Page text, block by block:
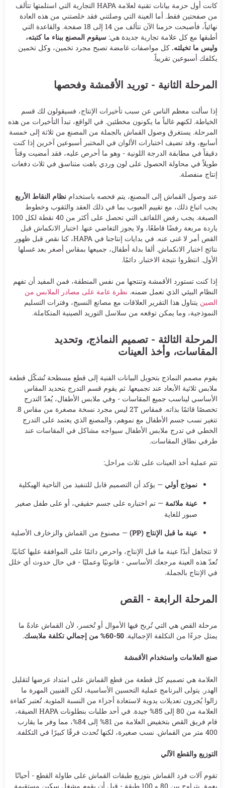
كانت أول حزمة بيانات تقنية لعلامة HAPA التجارية التي استلمتها تتألف
من صفحتين فقط. أما العينة التي وصلتني فقد خلصتني من هذه العادة
نهائياً، فأصبحت حزمنا الآن تتألف من 14 إلى 18 صفحة. والقاعدة التي
أطبقها مع كل علامة تجارية جديدة هي: سيقوم المصنع ببناء ما كتبته،
وليس ما تخيلته. كل مواصفات غامضة تصبح مجرد تخمين، وكل تخمين
يكلفك أسبوعين تقريباً.
المرحلة الثانية - توريد الأقمشة وفحصها
إذا سألت معظم الناس عن سبب تأخيرات الإنتاج، فسيقولون لك قسم
الخياطة. لكنهم غالباً ما يكونون مخطئين. في الواقع، تبدأ التأخيرات من هذه
المرحلة. يستغرق وصول القماش بالجملة من المصنع من ثلاثة إلى خمسة
أسابيع، وقد تضيف اختبارات الألوان في المختبر أسبوعين آخرين إذا كنت
دقيقاً في مطابقة الدرجة اللونية - وهو ما أحرص عليه، فقد أمضيت وقتاً
طويلاً في محاولة الحصول على لون وردي باهت متناسق في ثلاث دفعات
إنتاج منفصلة.
عند وصول القماش إلى المصنع، يتم فحصه باستخدام نظام النقاط الأربع
يجب اتباع ذلك، مع تقييم العيوب بما في ذلك العقد والثقوب وخطوط
الصبغة. يجب رفض اللفائف التي تحصل على أكثر من 40 نقطة لكل 100
ياردة مربعة رفضًا قاطعًا، ولا يجوز التغاضي عنها. اختبار الانكماش قبل
القص أمر لا غنى عنه. في بدايات إنتاجنا في HAPA، كنا نقص قبل ظهور
نتائج اختبار الانكماش. ألفا بدلة أطفال، جميعها بمقاس أصغر بعد غسلها
الأول. انتظروا نتيجة الاختبار. دائمًا.
إذا كنت تستورد الأقمشة وتنتجها من نفس المنطقة، فمن المفيد أن تفهم
النظام البيئي الذي تعمل ضمنه. نظرة عامة على مصادر الملابس من
الصين يتناول هذا التقرير العلاقات مع مصانع النسيج، وفترات التسليم
النموذجية، وما يمكن توقعه من سلاسل التوريد الصينية المتكاملة.
المرحلة الثالثة - تصميم النماذج، وتحديد
المقاسات، وأخذ العينات
يقوم مصمم النماذج بتحويل البيانات الفنية إلى قطع مسطحة تُشكّل قطعة
ملابس ثلاثية الأبعاد عند تجميعها. ثم يقوم قسم التدرج بتحديد المقاس
الأساسي ليناسب جميع المقاسات - وفي ملابس الأطفال، يُعدّ التدرج
تخصصًا قائمًا بذاته. فمقاس 2T ليس مجرد نسخة مصغرة من مقاس 8.
تتغير نسب جسم الأطفال مع نموهم، والمصنع الذي يعتمد على التدرج
الخطي في تدرج ملابس الأطفال سيواجه مشاكل في المقاسات عند
طرفي نطاق المقاسات.
تتم عملية أخذ العينات على ثلاث مراحل:
نموذج أولي — يؤكد أن التصميم قابل للتنفيذ من الناحية الهيكلية
عينة ملائمة — تم اختباره على جسم حقيقي، أو على طفل صغير
صبور للغاية
عينة ما قبل الإنتاج (PP)
— مصنوع من القماش والزخارف الأصلية
لا تتجاهل أبدًا عينة ما قبل الإنتاج، واحرص دائمًا على الموافقة عليها كتابيًا.
تُعدّ هذه العينة مرجعك الأساسي - قانونيًا وعمليًا - في حال حدوث أي خلل
في الإنتاج بالجملة.
المرحلة الرابعة - القص
مرحلة القص هي التي تُربح فيها الأموال أو تُخسر، لأن القماش عادةً ما
يمثل جزءًا من التكلفة الإجمالية. 50-60% من إجمالي تكلفة ملابسك .
صنع العلامات واستخدام الأقمشة
العلامة هي تصميم كل قطعة من قطع القماش على امتداد عرضها لتقليل
الهدر. يتولى البرنامج عملية التحسين الأساسية، لكن الفنيين المهرة ما
زالوا يُجرون تعديلات يدوية لاستعادة أجزاء من النسبة المئوية. تُعتبر كفاءة
العلامة من 80 إلى 85% جيدة. في أحد طلبات بنطلونات HAPA الضيقة،
قام فريق القص بتخفيض العلامة من 81% إلى 84%، مما وفر ما يقارب
400 متر من القماش. نسب صغيرة، لكنها تُحدث فرقًا كبيرًا في التكلفة.
التوزيع والقطع الآلي
تقوم آلات فرد القماش بتوزيع طبقات القماش على طاولة القطع - أحيانًا
بعمق يتراوح بين 80 و 100 طبقة - قبل أن يقوم مشغل سكين مستقيمة